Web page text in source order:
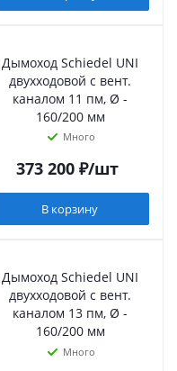
Дымоход Schiedel UNI
двухходовой с вент.
каналом 11 пм, Ø -
160/200 мм
Много
373 200₽/шт
В корзину
Дымоход Schiedel UNI
двухходовой с вент.
каналом 13 пм, Ø -
160/200 мм
Много